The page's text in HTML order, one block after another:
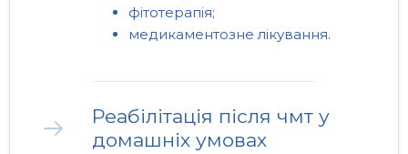
фітотерапія;
медикаментозне лікування.
Реабілітація після чмт у
домашніх умовах